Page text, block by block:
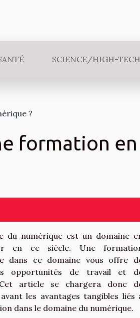
SCIENCE/HIGH-TECH
?
formation
du numérique est un domaine
en ce siècle. Une
dans ce domaine vous offre
opportunités de travail et
article se chargera donc
les avantages tangibles liés
dans le domaine du numérique.